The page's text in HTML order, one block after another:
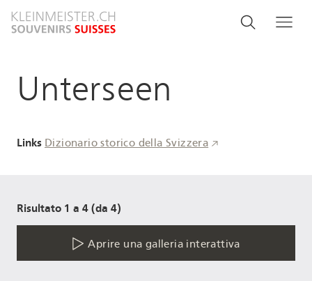
Search
Cerca
Unterseen
Links Dizionario storico della Svizzera
Risultato 1 a 4 (da 4)
Aprire una galleria interattiva